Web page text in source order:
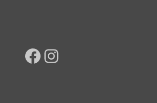
Facebook Instagram